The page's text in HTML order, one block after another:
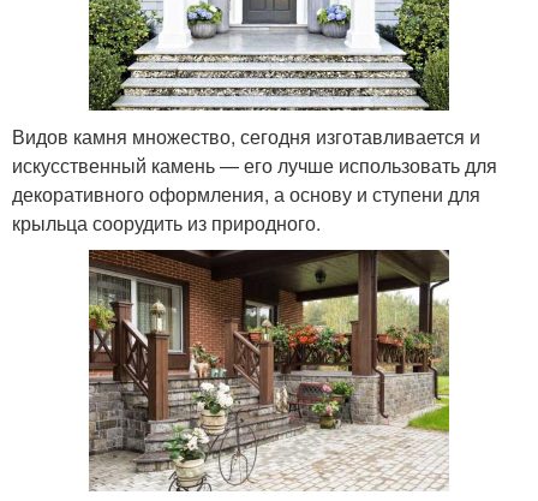
Видов камня множество, сегодня изготавливается и
искусственный камень — его лучше использовать для
декоративного оформления, а основу и ступени для
крыльца соорудить из природного.